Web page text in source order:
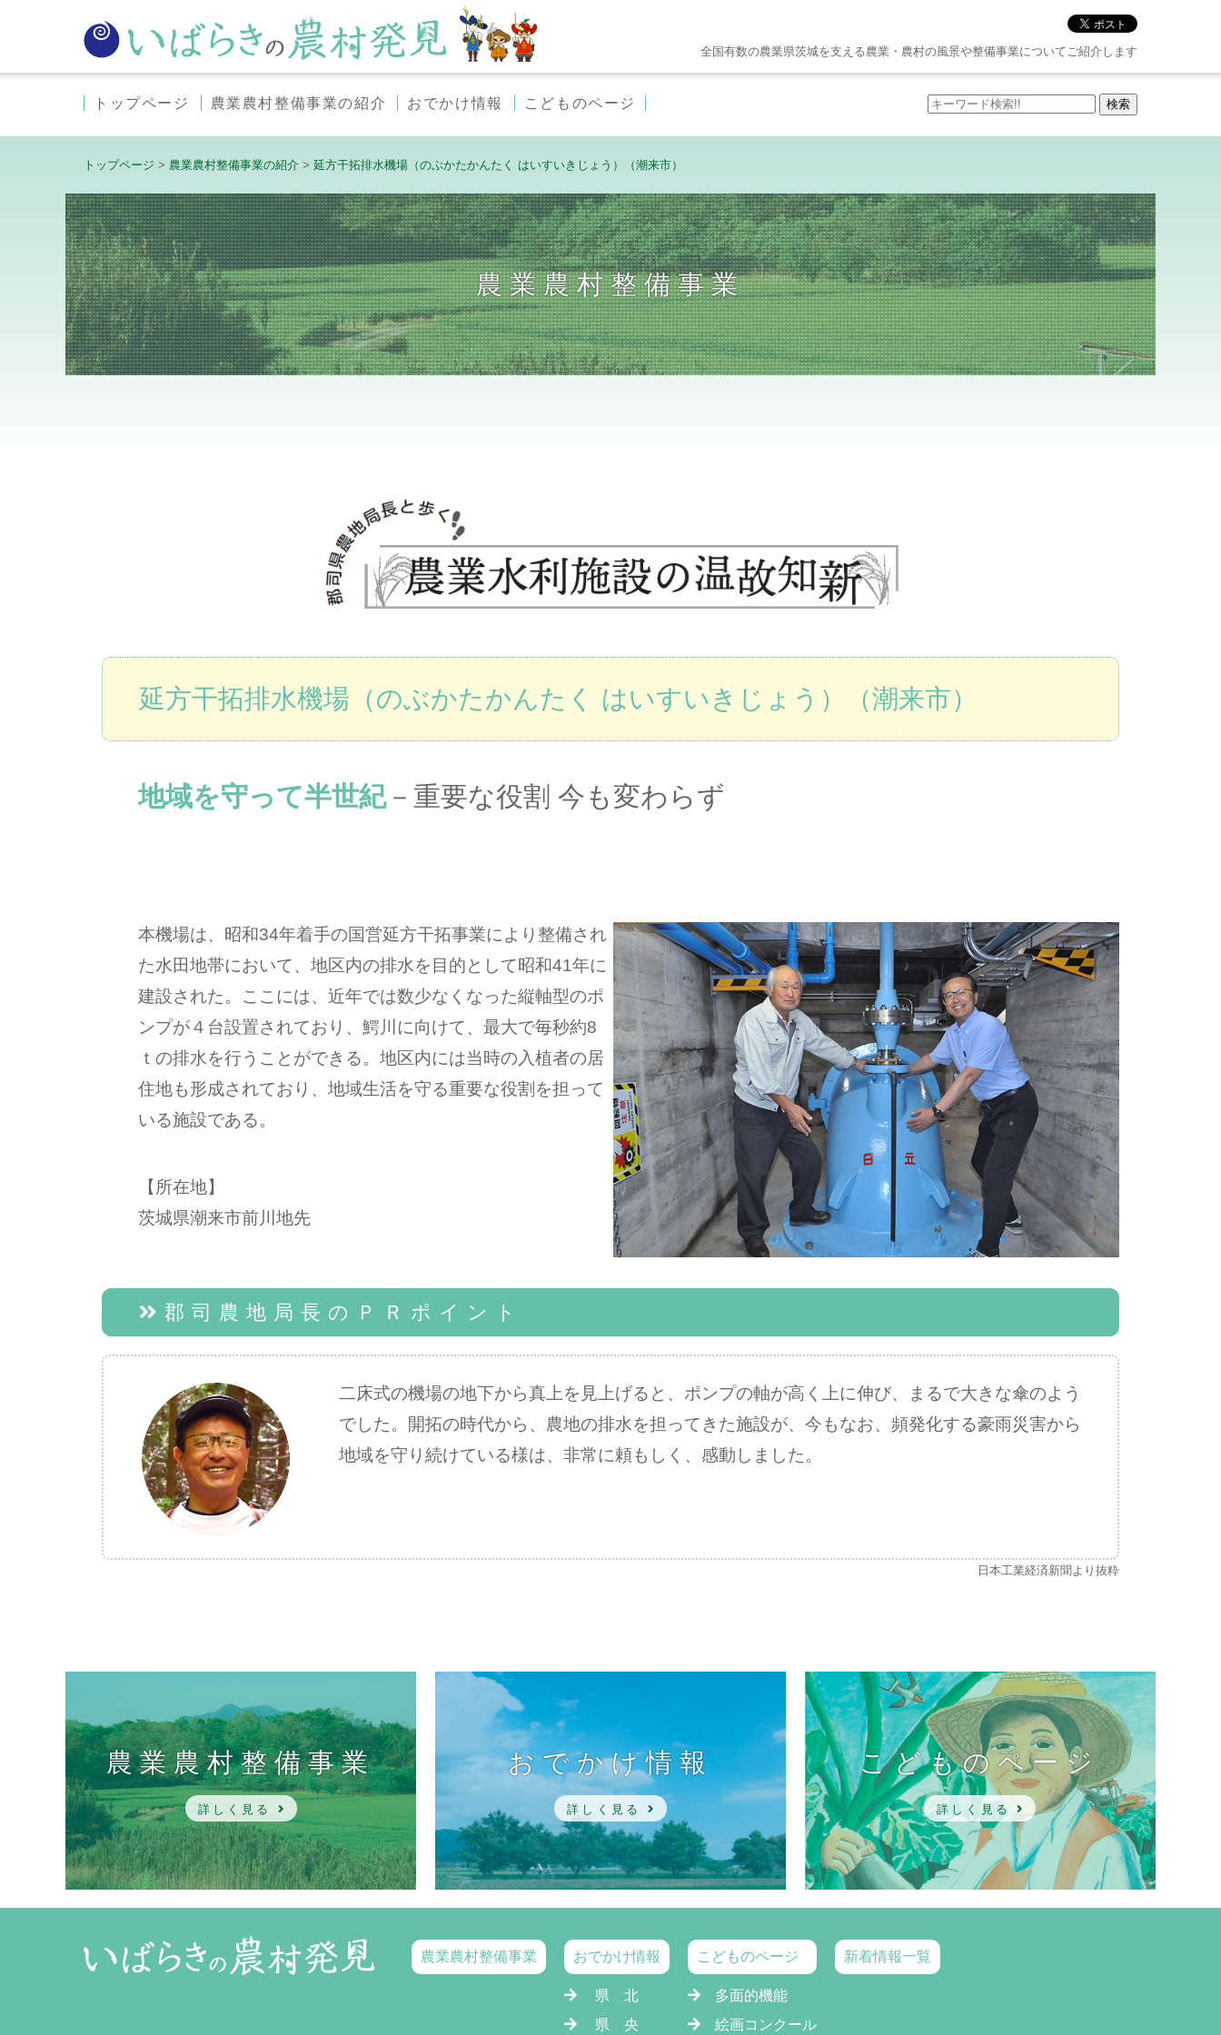
全国有数の農業県茨城を支える農業・農村の風景や整備事業についてご紹介します
トップページ 農業農村整備事業の紹介 おでかけ情報 こどものページ
トップページ > 農業農村整備事業の紹介 > 延方干拓排水機場（のぶかたかんたく はいすいきじょう）（潮来市）
農業農村整備事業
延方干拓排水機場（のぶかたかんたく はいすいきじょう）（潮来市）
地域を守って半世紀－重要な役割 今も変わらず
本機場は、昭和34年着手の国営延方干拓事業により整備され
た水田地帯において、地区内の排水を目的として昭和41年に
建設された。ここには、近年では数少なくなった縦軸型のポ
ンプが４台設置されており、鰐川に向けて、最大で毎秒約8
ｔの排水を行うことができる。地区内には当時の入植者の居
住地も形成されており、地域生活を守る重要な役割を担って
いる施設である。
【所在地】
茨城県潮来市前川地先
郡司農地局長のＰＲポイント
二床式の機場の地下から真上を見上げると、ポンプの軸が高く上に伸び、まるで大きな傘のよう
でした。開拓の時代から、農地の排水を担ってきた施設が、今もなお、頻発化する豪雨災害から
地域を守り続けている様は、非常に頼もしく、感動しました。
日本工業経済新聞より抜粋
農業農村整備事業
詳しく見る
おでかけ情報
詳しく見る
こどものページ
詳しく見る
農業農村整備事業 おでかけ情報
県 北
県 央
こどものページ
多面的機能
絵画コンクール
新着情報一覧